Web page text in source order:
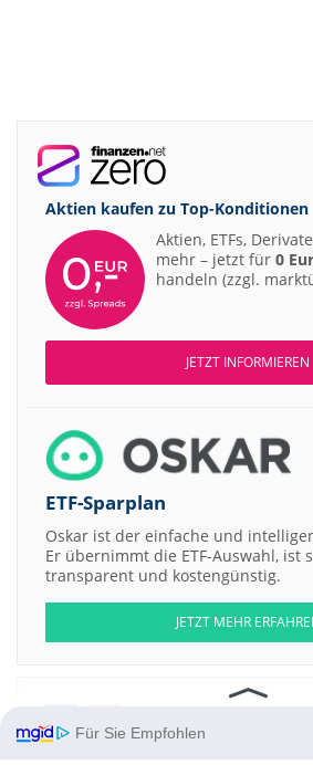
Aktien kaufen zu Top-Konditionen
Aktien, ETFs,
mehr – jetzt für 0
handeln (zzgl.
JETZT INFORMIEREN
ETF-Sparplan
Oskar ist der einfache und
Er übernimmt die ETF-Auswahl, ist
transparent und kostengünstig.
JETZT MEHR
Für Sie Empfohlen